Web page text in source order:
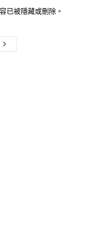
已被隱藏或刪除。